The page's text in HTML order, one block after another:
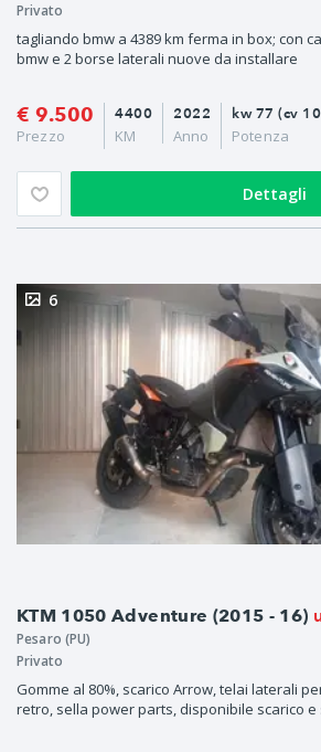
Privato
tagliando bmw a 4389 km ferma in box; con
bmw e 2 borse laterali nuove da installare
€ 9.500
Prezzo
2022
Anno
4400
KM
kw 77 (cv
Potenza
Dettagli
KTM 1050 Adventure (2015 - 16)
6
Pesaro (PU)
Privato
Gomme al 80%, scarico Arrow, telai laterali
retro, sella power parts, disponibile scarico e